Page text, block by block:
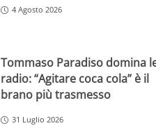
4 Agosto 2026
Tommaso Paradiso domina
radio: “Agitare coca cola” è il
brano più trasmesso
31 Luglio 2026